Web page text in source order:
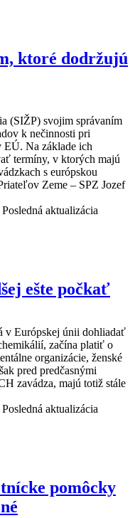
ktoré dodržujú
(SIŽP) svojim správaním
k nečinnosti pri
EÚ. Na základe ich
termíny, v ktorých majú
s európskou
Zeme – SPZ Jozef
aktualizácia
ešte počkať
v Európskej únii dohliadať
začína platiť o
organizácie, ženské
pred predčasnými
zavádza, majú totiž stále
aktualizácia
pomôcky